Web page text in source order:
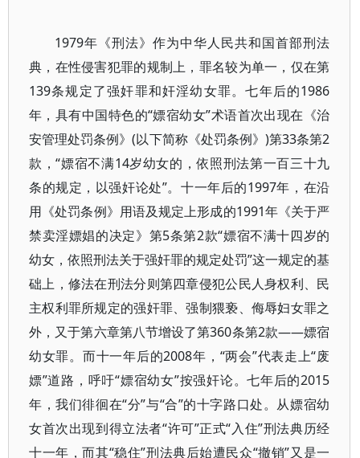
1979年《刑法》作为中华人民共和国首部刑法
典，在性侵害犯罪的规制上，罪名较为单一，仅在第
139条规定了强奸罪和奸淫幼女罪。七年后的1986
年，具有中国特色的“嫖宿幼女”术语首次出现在《治
安管理处罚条例》(以下简称《处罚条例》)第33条第2
款，“嫖宿不满14岁幼女的，依照刑法第一百三十九
条的规定，以强奸论处”。十一年后的1997年，在沿
用《处罚条例》用语及规定上形成的1991年《关于严
禁卖淫嫖娼的决定》第5条第2款“嫖宿不满十四岁的
幼女，依照刑法关于强奸罪的规定处罚”这一规定的基
础上，修法在刑法分则第四章侵犯公民人身权利、民
主权利罪所规定的强奸罪、强制猥亵、侮辱妇女罪之
外，又于第六章第八节增设了第360条第2款——嫖宿
幼女罪。而十一年后的2008年，“两会”代表走上“废
嫖”道路，呼吁“嫖宿幼女”按强奸论。七年后的2015
年，我们徘徊在“分”与“合”的十字路口处。从嫖宿幼
女首次出现到得立法者“许可”正式“入住”刑法典历经
十一年，而其“稳住”刑法典后始遭民众“撤销”又是一